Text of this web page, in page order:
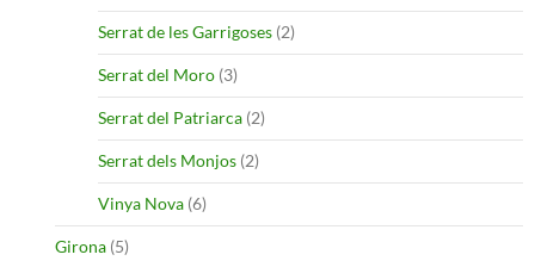
Serrat de les Garrigoses (2)
Serrat del Moro (3)
Serrat del Patriarca (2)
Serrat dels Monjos (2)
Vinya Nova (6)
Girona (5)